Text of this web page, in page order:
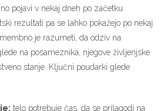
pojavi v nekaj dneh po začetku
rezultati pa se lahko pokažejo po nekaj
je razumeti, da odziv na
na posameznika, njegove življenjske
stanje. Ključni poudarki glede
telo potrebuje čas, da se prilagodi na